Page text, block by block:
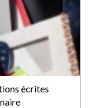
écrites